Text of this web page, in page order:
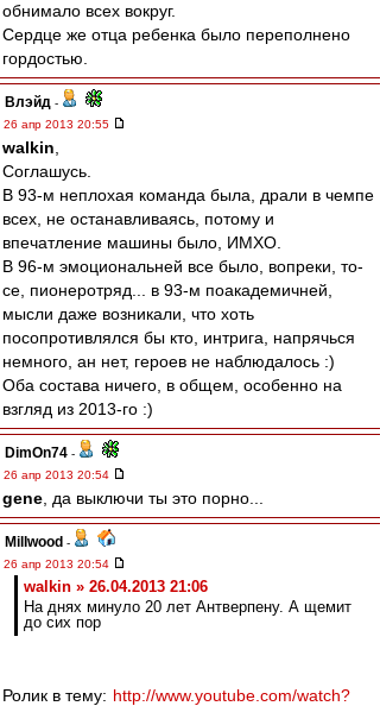
обнимало всех вокруг.
Сердце же отца ребенка было переполнено
гордостью.
Влэйд -
26 апр 2013 20:55
walkin
Соглашусь.
В 93-м неплохая команда была, драли в чемпе
всех, не останавливаясь, потому и
впечатление машины было, ИМХО.
В 96-м эмоциональней все было, вопреки, то-
се, пионеротряд... в 93-м поакадемичней,
мысли даже возникали, что хоть
посопротивлялся бы кто, интрига, напрячься
немного, ан нет, героев не наблюдалось :)
Оба состава ничего, в общем, особенно на
взгляд из 2013-го :)
DimOn74 -
26 апр 2013 20:54
gene , да выключи ты это порно...
Millwood -
26 апр 2013 20:54
walkin » 26.04.2013 21:06
На днях минуло 20 лет Антверпену. А щемит
до сих пор
Ролик в тему: http://www.youtube.com/watch?